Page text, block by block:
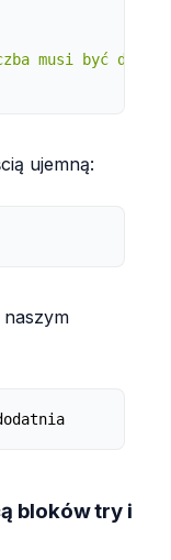
musi być
ujemną:
naszym
bloków try i